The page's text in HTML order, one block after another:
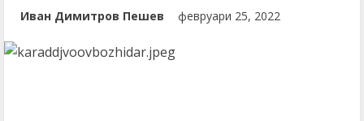
Иван Димитров Пешев февруари 25, 2022